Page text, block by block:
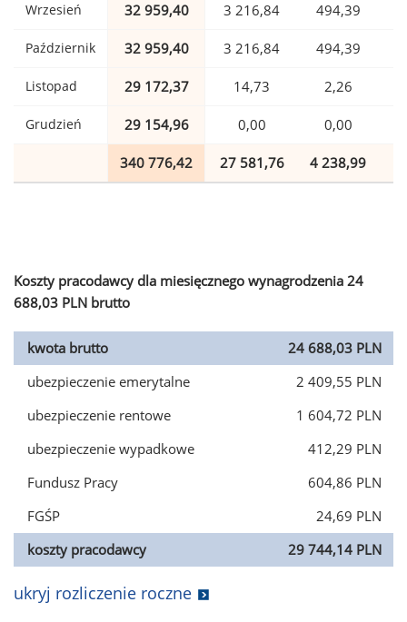
Wrzesień 32 959,40 3 216,84 494,39
Październik 32 959,40 3 216,84 494,39
Listopad 29 172,37 14,73 2,26
Grudzień 29 154,96 0,00 0,00
340 776,42 27 581,76 4 238,99
Koszty pracodawcy dla miesięcznego wynagrodzenia 24
688,03 PLN brutto
kwota brutto
24 688,03 PLN
ubezpieczenie emerytalne
2 409,55 PLN
ubezpieczenie rentowe
1 604,72 PLN
ubezpieczenie wypadkowe
412,29 PLN
Fundusz Pracy
604,86 PLN
FGŚP
24,69 PLN
koszty pracodawcy
29 744,14 PLN
ukryj rozliczenie roczne